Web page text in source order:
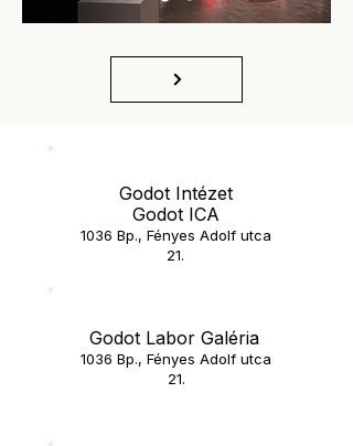
Godot Intézet
Godot ICA
1036 Bp., Fényes Adolf utca
21.
Godot Labor Galéria
1036 Bp., Fényes Adolf utca
21.